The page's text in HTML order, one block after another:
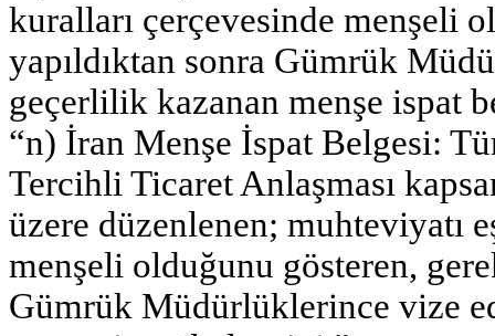
kuralları çerçevesinde menşeli
yapıldıktan sonra Gümrük
geçerlilik kazanan menşe ispat
“n) İran Menşe İspat Belgesi:
Tercihli Ticaret Anlaşması
üzere düzenlenen; muhteviyatı
menşeli olduğunu gösteren,
Gümrük Müdürlüklerince vize